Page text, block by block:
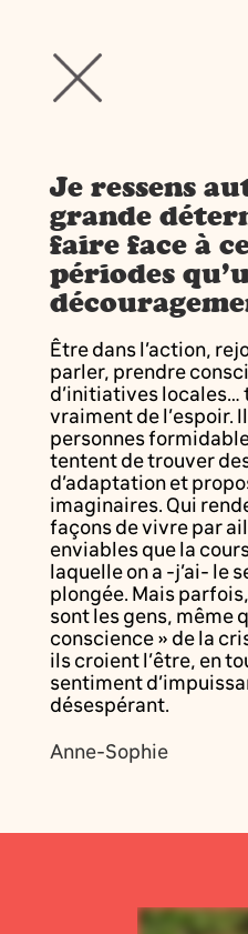
Je ressens
grande
faire face à
périodes
Être dans l’action,
parler, prendre
d’initiatives locales…
vraiment de l’espoir.
personnes
tentent de trouver
d’adaptation et
imaginaires. Qui
façons de vivre par
enviables que la
laquelle on a -j’ai- le
plongée. Mais
sont les gens, même
conscience » de la
ils croient l’être, en
sentiment
désespérant.
Anne-Sophie